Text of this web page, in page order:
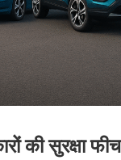
की सुरक्षा